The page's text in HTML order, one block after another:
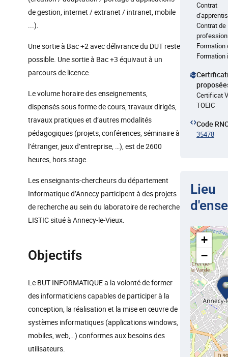
de gestion, internet / extranet / intranet, mobile
...).
Une sortie à Bac +2 avec délivrance du DUT reste
possible. Une sortie à Bac +3 équivaut à un
parcours de licence.
Le volume horaire des enseignements,
dispensés sous forme de cours, travaux dirigés,
travaux pratiques et d’autres modalités
pédagogiques (projets, conférences, séminaire à
l’étranger, jeux d’entreprise, …), est de 2600
heures, hors stage.
Les enseignants-chercheurs du département
Informatique d’Annecy participent à des projets
de recherche au sein du laboratoire de recherche
LISTIC situé à Annecy-le-Vieux.
Objectifs
Le BUT INFORMATIQUE a la volonté de former
des informaticiens capables de participer à la
conception, la réalisation et la mise en œuvre de
systèmes informatiques (applications windows,
mobiles, web,…) conformes aux besoins des
utilisateurs.
Contrat
Contrat de
Formation
Formation
Certificat
TOEIC
Code
35478
Lieu
+
−